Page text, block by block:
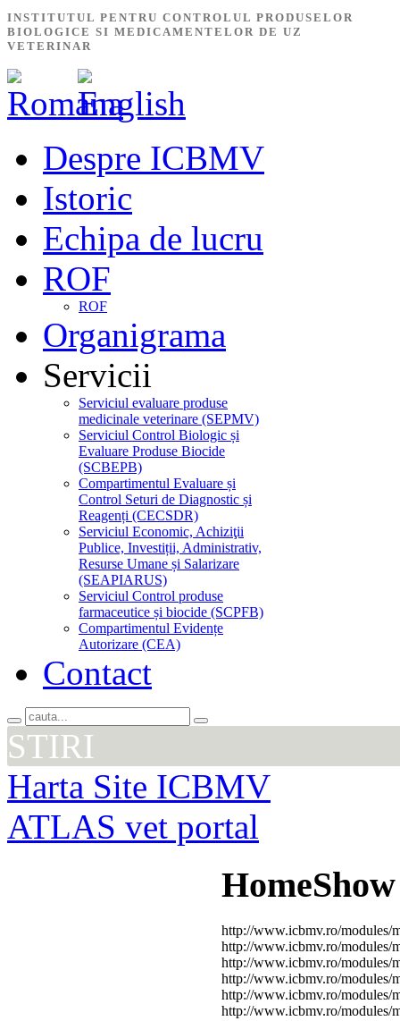
INSTITUTUL PENTRU CONTROLUL PRODUSELOR
BIOLOGICE SI MEDICAMENTELOR DE UZ
VETERINAR
Despre ICBMV
Istoric
Echipa de lucru
ROF
ROF
Organigrama
Servicii
Serviciul evaluare produse
medicinale veterinare (SEPMV)
Serviciul Control Biologic și
Evaluare Produse Biocide
(SCBEPB)
Compartimentul Evaluare și
Control Seturi de Diagnostic și
Reagenți (CECSDR)
Serviciul Economic, Achiziţii
Publice, Investiții, Administrativ,
Resurse Umane și Salarizare
(SEAPIARUS)
Serviciul Control produse
farmaceutice și biocide (SCPFB)
Compartimentul Evidențe
Autorizare (CEA)
Contact
STIRI
Harta Site ICBMV
ATLAS vet portal
HomeShow
http://www.icbmv.ro/modules/
http://www.icbmv.ro/modules/
http://www.icbmv.ro/modules/
http://www.icbmv.ro/modules/
http://www.icbmv.ro/modules/
http://www.icbmv.ro/modules/